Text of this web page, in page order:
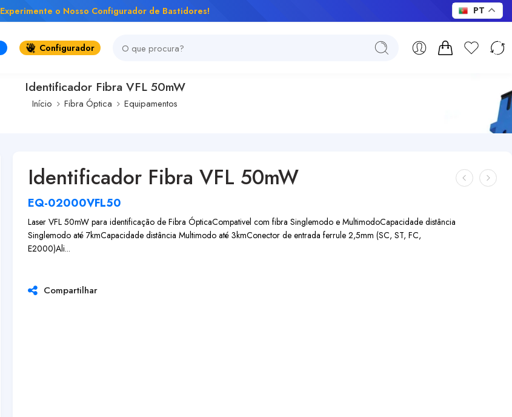
Experimente o Nosso Configurador de Bastidores!
Configurador
Identificador Fibra VFL 50mW
Início Fibra Óptica Equipamentos
Identificador Fibra VFL 50mW
EQ-02000VFL50
Laser VFL 50mW para identificação de Fibra ÓpticaCompativel com fibra Singlemodo e MultimodoCapacidade distância
Singlemodo até 7kmCapacidade distância Multimodo até 3kmConector de entrada ferrule 2,5mm (SC, ST, FC,
E2000)Ali...
Compartilhar
PT